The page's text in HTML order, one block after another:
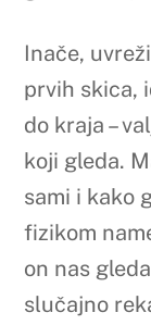
Inače,
prvih skica,
do kraja –
koji gleda.
sami i kako
fizikom
on nas
slučajno